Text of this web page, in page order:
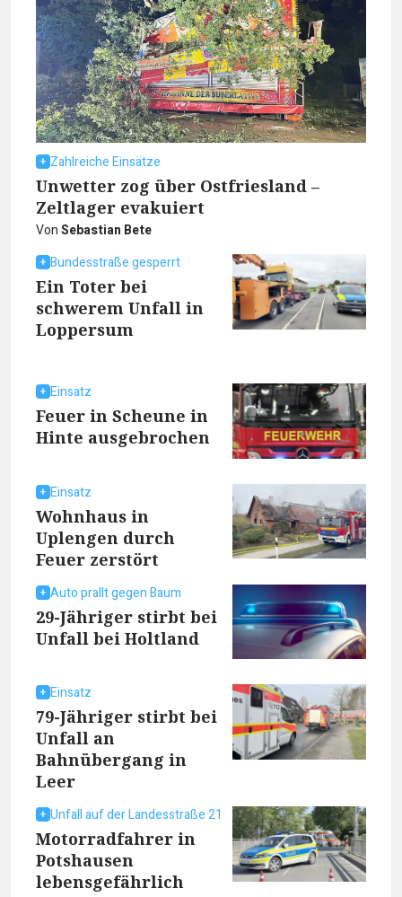
Zahlreiche Einsätze
Unwetter zog über Ostfriesland –
Zeltlager evakuiert
VonSebastian Bete
Bundesstraße gesperrt
Ein Toter bei
schwerem Unfall in
Loppersum
Einsatz
Feuer in Scheune in
Hinte ausgebrochen
Einsatz
Wohnhaus in
Uplengen durch
Feuer zerstört
Auto prallt gegen Baum
29-Jähriger stirbt bei
Unfall bei Holtland
Einsatz
79-Jähriger stirbt bei
Unfall an
Bahnübergang in
Leer
Unfall auf der Landesstraße 21
Motorradfahrer in
Potshausen
lebensgefährlich